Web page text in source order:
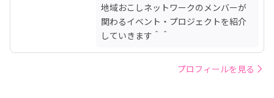
地域おこしネットワークのメンバーが
関わるイベント・プロジェクトを紹介
していきます＾＾
プロフィールを見る